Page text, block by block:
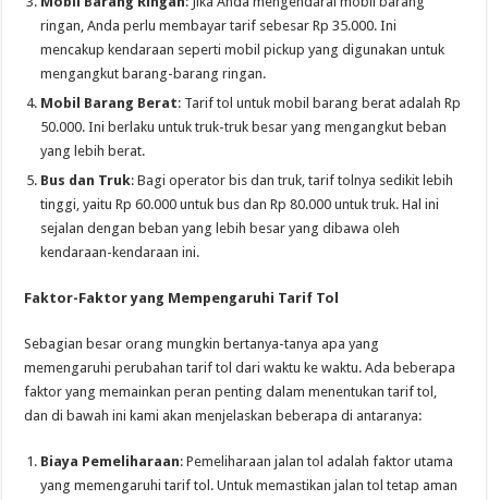
ringan, Anda perlu membayar tarif sebesar Rp 35.000. Ini
mencakup kendaraan seperti mobil pickup yang digunakan untuk
mengangkut barang-barang ringan.
Mobil Barang Berat: Tarif tol untuk mobil barang berat adalah Rp
50.000. Ini berlaku untuk truk-truk besar yang mengangkut beban
yang lebih berat.
Bus dan Truk: Bagi operator bis dan truk, tarif tolnya sedikit lebih
tinggi, yaitu Rp 60.000 untuk bus dan Rp 80.000 untuk truk. Hal ini
sejalan dengan beban yang lebih besar yang dibawa oleh
kendaraan-kendaraan ini.
Faktor-Faktor yang Mempengaruhi Tarif Tol
Sebagian besar orang mungkin bertanya-tanya apa yang
memengaruhi perubahan tarif tol dari waktu ke waktu. Ada beberapa
faktor yang memainkan peran penting dalam menentukan tarif tol,
dan di bawah ini kami akan menjelaskan beberapa di antaranya:
Biaya Pemeliharaan: Pemeliharaan jalan tol adalah faktor utama
yang memengaruhi tarif tol. Untuk memastikan jalan tol tetap aman